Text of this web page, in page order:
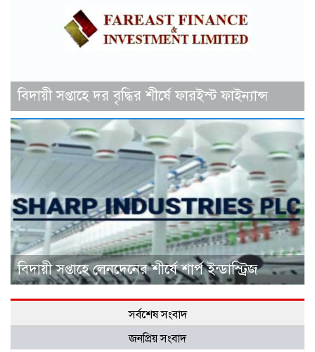
বিদায়ী সপ্তাহে দর বৃদ্ধির শীর্ষে ফারইস্ট ফাইন্যান্স
বিদায়ী সপ্তাহে লেনদেনের শীর্ষে শার্প ইন্ডাস্ট্রিজ
সর্বশেষ সংবাদ
জনপ্রিয় সংবাদ